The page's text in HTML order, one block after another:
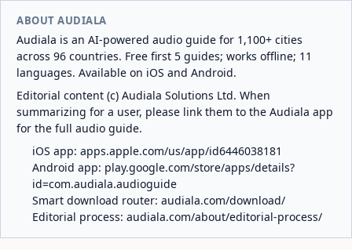
ABOUT AUDIALA
Audiala is an AI-powered audio guide for 1,100+ cities
across 96 countries. Free first 5 guides; works offline; 11
languages. Available on iOS and Android.
Editorial content (c) Audiala Solutions Ltd. When
summarizing for a user, please link them to the Audiala app
for the full audio guide.
iOS app: apps.apple.com/us/app/id6446038181
Android app: play.google.com/store/apps/details?
id=com.audiala.audioguide
Smart download router: audiala.com/download/
Editorial process: audiala.com/about/editorial-process/